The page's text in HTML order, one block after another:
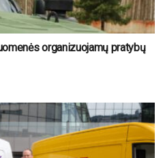
organizuojamų pratybų